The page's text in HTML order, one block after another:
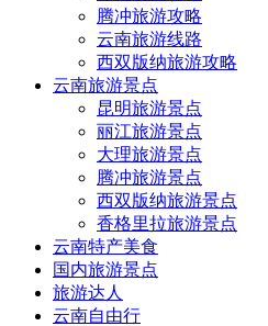
腾冲旅游攻略
云南旅游线路
西双版纳旅游攻略
云南旅游景点
昆明旅游景点
丽江旅游景点
大理旅游景点
腾冲旅游景点
西双版纳旅游景点
香格里拉旅游景点
云南特产美食
国内旅游景点
旅游达人
云南自由行